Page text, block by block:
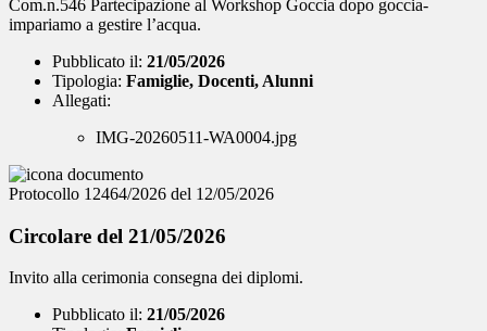
Com.n.546 Partecipazione al Workshop Goccia dopo goccia-
impariamo a gestire l’acqua.
Pubblicato il: 21/05/2026
Tipologia: Famiglie, Docenti, Alunni
Allegati:
IMG-20260511-WA0004.jpg
Protocollo 12464/2026 del 12/05/2026
Circolare del 21/05/2026
Invito alla cerimonia consegna dei diplomi.
Pubblicato il: 21/05/2026